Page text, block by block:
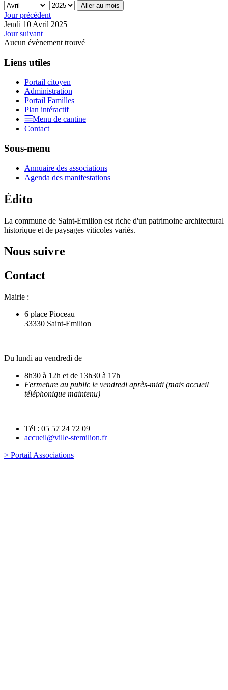
Aller au mois
Jour précédent
Jeudi 10 Avril 2025
Jour suivant
Aucun évènement trouvé
Liens utiles
Portail citoyen
Administration
Portail Familles
Plan intéractif
Menu de cantine
Contact
Sous-menu
Annuaire des associations
Agenda des manifestations
Édito
La commune de Saint-Emilion est riche d'un patrimoine architectural
historique et de paysages viticoles variés.
Nous suivre
Contact
Mairie :
6 place Pioceau
33330 Saint-Emilion
Du lundi au vendredi de
8h30 à 12h et de 13h30 à 17h
Fermeture au public le vendredi après-midi (mais accueil
téléphonique maintenu)
Tél : 05 57 24 72 09
accueil@ville-stemilion.fr
> Portail Associations